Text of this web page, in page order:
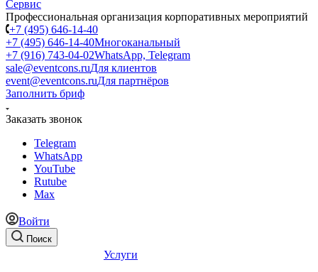
Профессиональная организация корпоративных мероприятий
+7 (495) 646-14-40
+7 (495) 646-14-40Многоканальный
+7 (916) 743-04-02WhatsApp, Telegram
sale@eventcons.ruДля клиентов
event@eventcons.ruДля партнёров
Заполнить бриф
Заказать звонок
Telegram
WhatsApp
YouTube
Rutube
Max
Войти
Поиск
Услуги